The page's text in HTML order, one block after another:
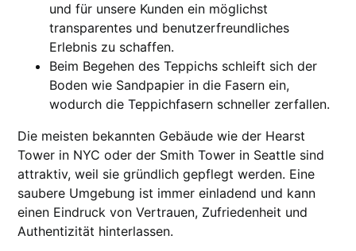
und für unsere Kunden ein möglichst
transparentes und benutzerfreundliches
Erlebnis zu schaffen.
Beim Begehen des Teppichs schleift sich der
Boden wie Sandpapier in die Fasern ein,
wodurch die Teppichfasern schneller zerfallen.
Die meisten bekannten Gebäude wie der Hearst
Tower in NYC oder der Smith Tower in Seattle sind
attraktiv, weil sie gründlich gepflegt werden. Eine
saubere Umgebung ist immer einladend und kann
einen Eindruck von Vertrauen, Zufriedenheit und
Authentizität hinterlassen.